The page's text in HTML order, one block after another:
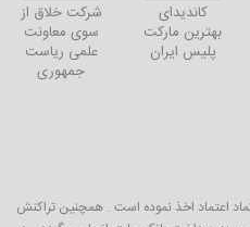
کاندیدای
بهترین مارکت
پلیس ایران
شرکت خلاق از
سوی معاونت
علمی ریاست
جمهوری
اعتماد اخذ نموده است . همچنین تراکنش